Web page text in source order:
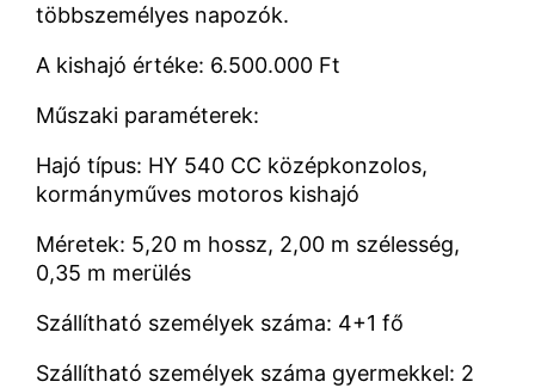
többszemélyes napozók.
A kishajó értéke: 6.500.000 Ft
Műszaki paraméterek:
Hajó típus: HY 540 CC középkonzolos,
kormányműves motoros kishajó
Méretek: 5,20 m hossz, 2,00 m szélesség,
0,35 m merülés
Szállítható személyek száma: 4+1 fő
Szállítható személyek száma gyermekkel: 2